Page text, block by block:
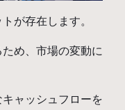
が存在します。
め、市場の変動に
ャッシュフローを